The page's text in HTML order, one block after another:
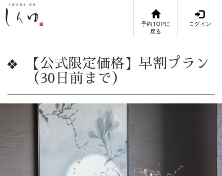
予約TOPに
戻る
ログイン
【公式限定価格】早割プラン
（30日前まで）